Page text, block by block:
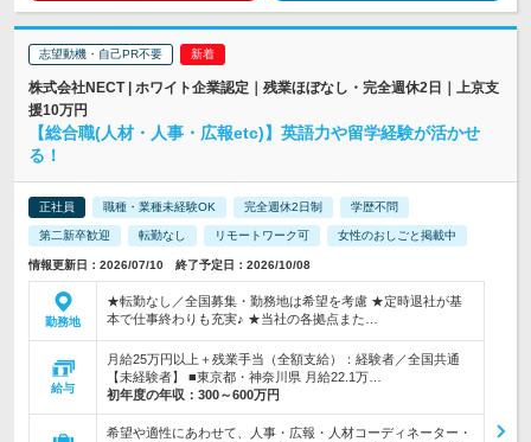
志望動機・自己PR不要
株式会社NECT | ホワイト企業認定｜残業ほぼなし・完全週休2日｜上京支
援10万円
【総合職(人材・人事・広報etc)】英語力や留学経験が活かせ
る！
正社員 職種・業種未経験OK 完全週休2日制 学歴不問
第二新卒歓迎 転勤なし リモートワーク可 女性のおしごと掲載中
情報更新日：2026/07/10 終了予定日：2026/10/08
勤務地
★転勤なし／全国募集・勤務地は希望を考慮 ★定時退社が基
本で仕事終わりも充実♪ ★当社の各拠点また…
給与
月給25万円以上＋残業手当（全額支給）：経験者／全国共通
【未経験者】 ■東京都・神奈川県 月給22.1万…
初年度の年収： 300～600万円
希望や適性にあわせて、人事・広報・人材コーディネーター・